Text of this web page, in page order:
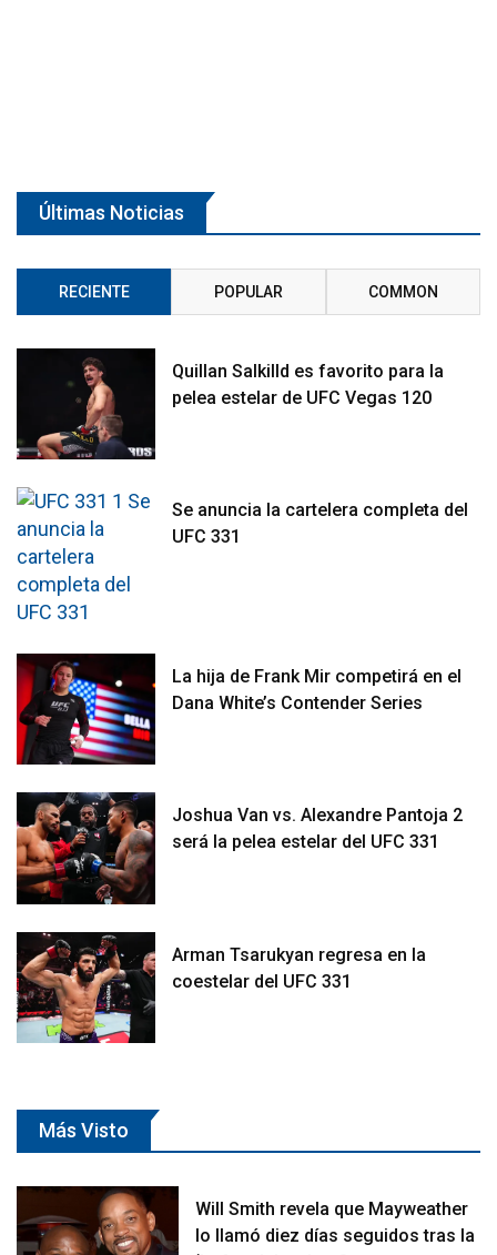
Últimas Noticias
RECIENTE POPULAR COMMON
Quillan Salkilld es favorito para la
pelea estelar de UFC Vegas 120
Se anuncia la cartelera completa del
UFC 331
La hija de Frank Mir competirá en el
Dana White’s Contender Series
Joshua Van vs. Alexandre Pantoja 2
será la pelea estelar del UFC 331
Arman Tsarukyan regresa en la
coestelar del UFC 331
Más Visto
Will Smith revela que Mayweather
lo llamó diez días seguidos tras la